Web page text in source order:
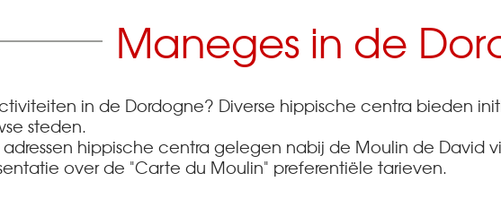
Maneges in de
in de Dordogne? Diverse hippische centra bieden
steden.
hippische centra gelegen nabij de Moulin de David
over de "Carte du Moulin" preferentiële tarieven.